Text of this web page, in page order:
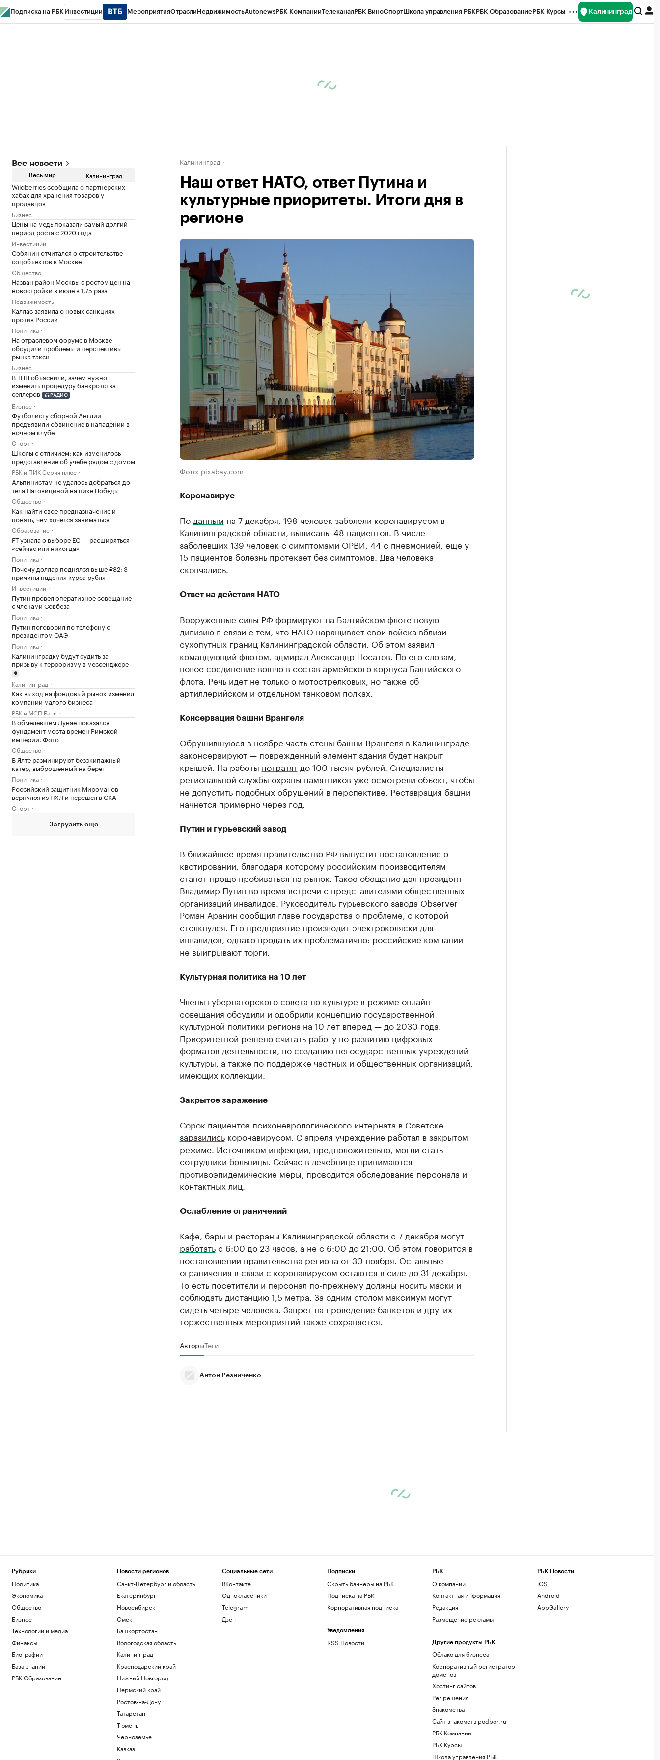
Подписка на РБК Инвестиции МероприятияОтраслиНедвижимостьAutonewsРБК КомпанииТелеканалРБК ВиноСпортШкола управления РБКРБК ОбразованиеРБК Курсы Калининград
Все новости
Весь мир Калининград
Wildberries сообщила о партнерских
хабах для хранения товаров у
продавцов
Бизнес
Цены на медь показали самый долгий
период роста с 2020 года
Инвестиции
Собянин отчитался о строительстве
соцобъектов в Москве
Общество
Назван район Москвы с ростом цен на
новостройки в июле в 1,75 раза
Недвижимость
Каллас заявила о новых санкциях
против России
Политика
На отраслевом форуме в Москве
обсудили проблемы и перспективы
рынка такси
Бизнес
В ТПП объяснили, зачем нужно
изменить процедуру банкротства
селлеров
РАДИО
Бизнес
Футболисту сборной Англии
предъявили обвинение в нападении в
ночном клубе
Спорт
Школы с отличием: как изменилось
представление об учебе рядом с домом
РБК и ПИК Серия плюс
Альпинистам не удалось добраться до
тела Наговициной на пике Победы
Общество
Как найти свое предназначение и
понять, чем хочется заниматься
Образование
FT узнала о выборе ЕС — расширяться
«сейчас или никогда»
Политика
Почему доллар поднялся выше ₽82: 3
причины падения курса рубля
Инвестиции
Путин провел оперативное совещание
с членами Совбеза
Политика
Путин поговорил по телефону с
президентом ОАЭ
Политика
Калининградку будут судить за
призыву к терроризму в мессенджере
Калининград
Как выход на фондовый рынок изменил
компании малого бизнеса
РБК и МСП Банк
В обмелевшем Дунае показался
фундамент моста времен Римской
империи. Фото
Общество
В Ялте разминируют безэкипажный
катер, выброшенный на берег
Политика
Российский защитник Мироманов
вернулся из НХЛ и перешел в СКА
Спорт
Загрузить еще
Калининград
Наш ответ НАТО, ответ Путина и
культурные приоритеты. Итоги дня в
регионе
Фото: pixabay.com
Коронавирус
По данным на 7 декабря, 198 человек заболели коронавирусом в
Калининградской области, выписаны 48 пациентов. В числе
заболевших 139 человек с симптомами ОРВИ, 44 с пневмонией, еще у
15 пациентов болезнь протекает без симптомов. Два человека
скончались.
Ответ на действия НАТО
Вооруженные силы РФ формируютна Балтийском флоте новую
дивизию в связи с тем, что НАТО наращивает свои войска вблизи
сухопутных границ Калининградской области. Об этом заявил
командующий флотом, адмирал Александр Носатов. По его словам,
новое соединение вошло в состав армейского корпуса Балтийского
флота. Речь идет не только о мотострелковых, но также об
артиллерийском и отдельном танковом полках.
Консервация башни Врангеля
Обрушившуюся в ноябре часть стены башни Врангеля в Калининграде
законсервируют — поврежденный элемент здания будет накрыт
крышей. На работы потратятдо 100 тысяч рублей. Специалисты
региональной службы охраны памятников уже осмотрели объект, чтобы
не допустить подобных обрушений в перспективе. Реставрация башни
начнется примерно через год.
Путин и гурьевский завод
В ближайшее время правительство РФ выпустит постановление о
квотировании, благодаря которому российским производителям
станет проще пробиваться на рынок. Такое обещание дал президент
Владимир Путин во время встречи с представителями общественных
организаций инвалидов. Руководитель гурьевского завода Observer
Роман Аранин сообщил главе государства о проблеме, с которой
столкнулся. Его предприятие производит электроколяски для
инвалидов, однако продать их проблематично: российские компании
не выигрывают торги.
Культурная политика на 10 лет
Члены губернаторского совета по культуре в режиме онлайн
совещания обсудили и одобрили концепцию государственной
культурной политики региона на 10 лет вперед — до 2030 года.
Приоритетной решено считать работу по развитию цифровых
форматов деятельности, по созданию негосударственных учреждений
культуры, а также по поддержке частных и общественных организаций,
имеющих коллекции.
Закрытое заражение
Сорок пациентов психоневрологического интерната в Советске
заразилиськоронавирусом. С апреля учреждение работал в закрытом
режиме. Источником инфекции, предположительно, могли стать
сотрудники больницы. Сейчас в лечебнице принимаются
противоэпидемические меры, проводится обследование персонала и
контактных лиц.
Ослабление ограничений
Кафе, бары и рестораны Калининградской области с 7 декабря могут
работатьс 6:00 до 23 часов, а не с 6:00 до 21:00. Об этом говорится в
постановлении правительства региона от 30 ноября. Остальные
ограничения в связи с коронавирусом остаются в силе до 31 декабря.
То есть посетители и персонал по-прежнему должны носить маски и
соблюдать дистанцию 1,5 метра. За одним столом максимум могут
сидеть четыре человека. Запрет на проведение банкетов и других
торжественных мероприятий также сохраняется.
АвторыТеги
Антон Резниченко
Рубрики
Политика
Экономика
Общество
Бизнес
Технологии и медиа
Финансы
Биографии
База знаний
РБК Образование
Новости регионов
Санкт-Петербург и область
Екатеринбург
Новосибирск
Омск
Башкортостан
Вологодская область
Калининград
Краснодарский край
Нижний Новгород
Пермский край
Ростов-на-Дону
Татарстан
Тюмень
Черноземье
Кавказ
Социальные сети
ВКонтакте
Одноклассники
Telegram
Дзен
Подписки
Скрыть баннеры на РБК
Подписка на РБК
Корпоративная подписка
Уведомления
RSS Новости
РБК
О компании
Контактная информация
Редакция
Размещение рекламы
Другие продукты РБК
Облако для бизнеса
Корпоративный регистратор
доменов
Хостинг сайтов
Рег.решения
Знакомства
Сайт знакомств podbor.ru
РБК Компании
РБК Курсы
Школа управления РБК
РБК Новости
iOS
Android
AppGallery